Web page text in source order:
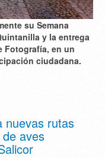
su Semana
y la entrega
Fotografía, en un
ciudadana.
nuevas rutas
aves